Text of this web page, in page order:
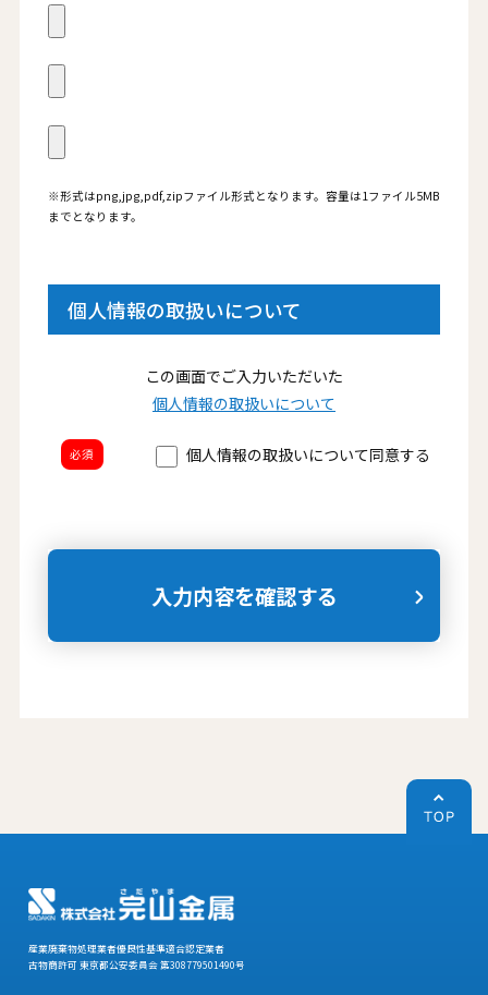
※形式はpng,jpg,pdf,zipファイル形式となります。容量は1ファイル5MB
までとなります。
個人情報の取扱いについて
この画面でご入力いただいた
個人情報の取扱いについて
必須 個人情報の取扱いについて同意する
産業廃棄物処理業者優良性基準適合認定業者
古物商許可 東京都公安委員会 第308779501490号